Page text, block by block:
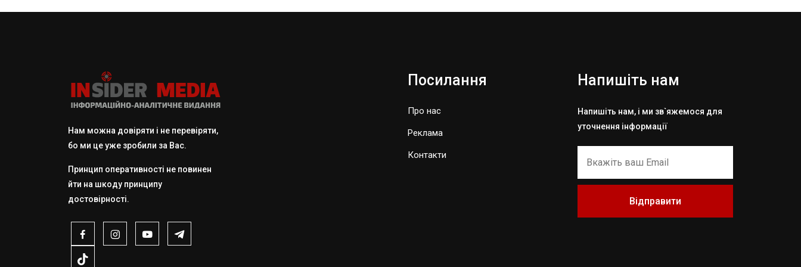
Нам можна довіряти і не перевіряти,
бо ми це уже зробили за Вас.
Принцип оперативності не повинен
йти на шкоду принципу
достовірності.
Посилання
Про нас
Реклама
Контакти
Напишіть нам
Напишіть нам, і ми зв`яжемося для
уточнення інформації
Відправити